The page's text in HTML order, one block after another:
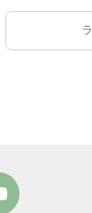
伊勢志摩の“楽し
地元の方も旅行